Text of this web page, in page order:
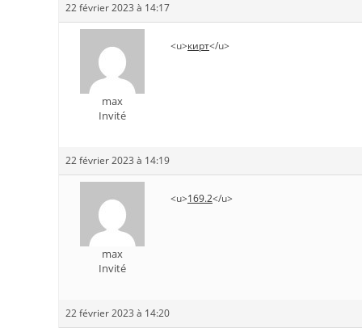
22 février 2023 à 14:17
max
Invité
<u>кирт</u>
22 février 2023 à 14:19
max
Invité
<u>169.2</u>
22 février 2023 à 14:20